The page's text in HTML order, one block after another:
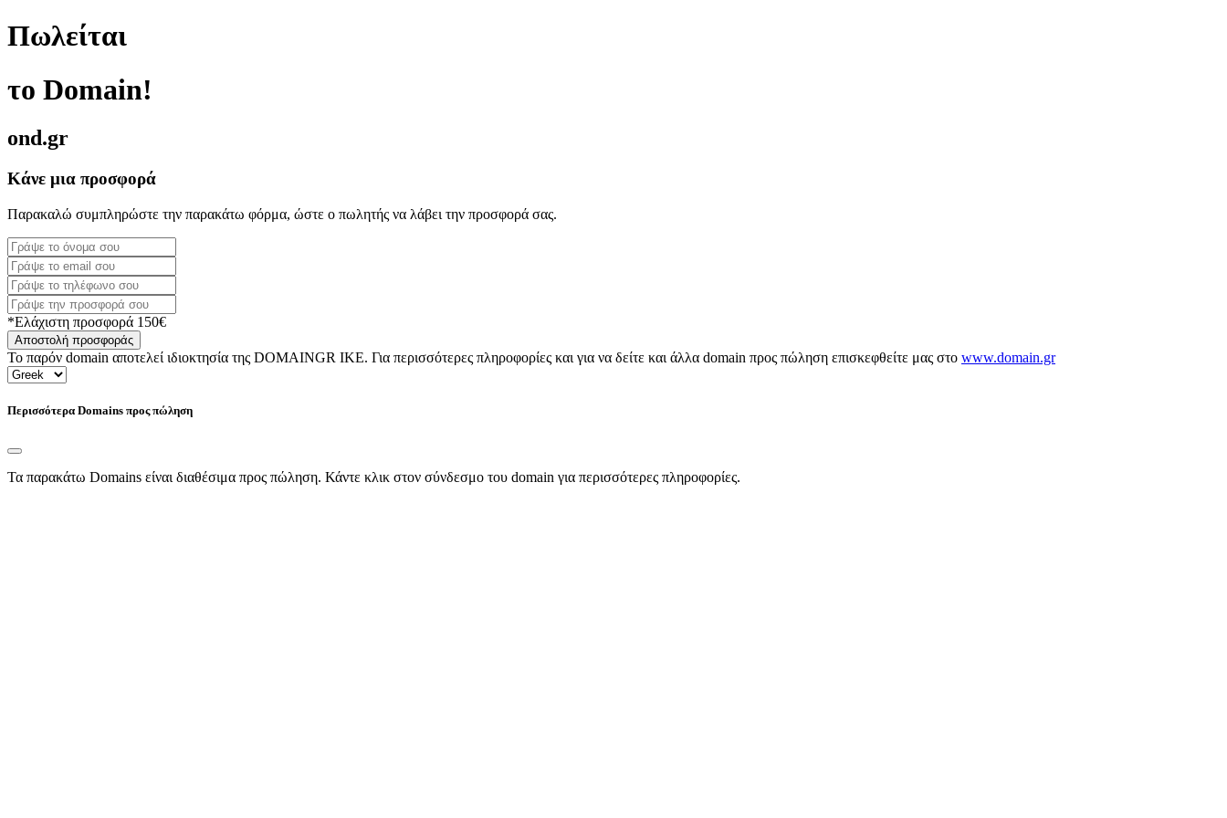
Πωλείται
το Domain!
ond.gr
Κάνε μια προσφορά
Παρακαλώ συμπληρώστε την παρακάτω φόρμα, ώστε ο πωλητής να λάβει την προσφορά σας.
*Ελάχιστη προσφορά 150€
Αποστολή προσφοράς
Το παρόν domain αποτελεί ιδιοκτησία της DOMAINGR ΙΚΕ. Για περισσότερες πληροφορίες και για να δείτε και άλλα domain προς πώληση επισκεφθείτε μας στο www.domain.gr
Περισσότερα Domains προς πώληση
Τα παρακάτω Domains είναι διαθέσιμα προς πώληση. Κάντε κλικ στον σύνδεσμο του domain για περισσότερες πληροφορίες.